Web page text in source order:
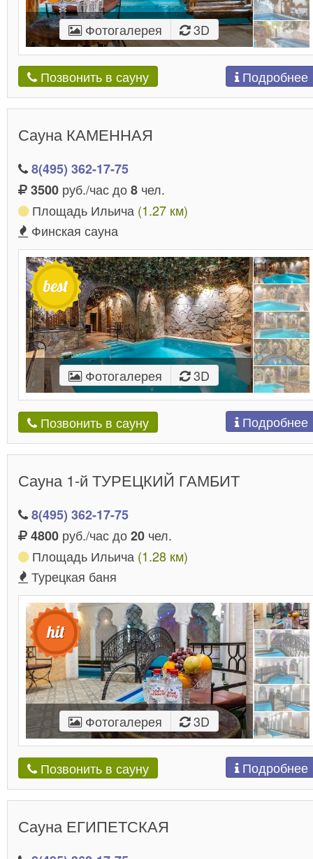
Фотогалерея 3D
Позвонить в сауну Подробнее
Сауна КАМЕННАЯ
8(495) 362-17-75
3500 руб./час до8 чел.
Площадь Ильича (1.27 км)
Финская сауна
Фотогалерея 3D
Позвонить в сауну Подробнее
Сауна 1-й ТУРЕЦКИЙ ГАМБИТ
8(495) 362-17-75
4800 руб./час до20 чел.
Площадь Ильича (1.28 км)
Турецкая баня
Фотогалерея 3D
Позвонить в сауну Подробнее
Сауна ЕГИПЕТСКАЯ